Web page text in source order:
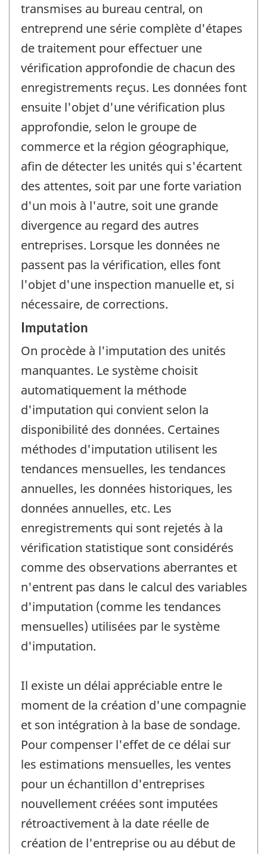
transmises au bureau central, on
entreprend une série complète d'étapes
de traitement pour effectuer une
vérification approfondie de chacun des
enregistrements reçus. Les données font
ensuite l'objet d'une vérification plus
approfondie, selon le groupe de
commerce et la région géographique,
afin de détecter les unités qui s'écartent
des attentes, soit par une forte variation
d'un mois à l'autre, soit une grande
divergence au regard des autres
entreprises. Lorsque les données ne
passent pas la vérification, elles font
l'objet d'une inspection manuelle et, si
nécessaire, de corrections.
Imputation
On procède à l'imputation des unités
manquantes. Le système choisit
automatiquement la méthode
d'imputation qui convient selon la
disponibilité des données. Certaines
méthodes d'imputation utilisent les
tendances mensuelles, les tendances
annuelles, les données historiques, les
données annuelles, etc. Les
enregistrements qui sont rejetés à la
vérification statistique sont considérés
comme des observations aberrantes et
n'entrent pas dans le calcul des variables
d'imputation (comme les tendances
mensuelles) utilisées par le système
d'imputation.
Il existe un délai appréciable entre le
moment de la création d'une compagnie
et son intégration à la base de sondage.
Pour compenser l'effet de ce délai sur
les estimations mensuelles, les ventes
pour un échantillon d'entreprises
nouvellement créées sont imputées
rétroactivement à la date réelle de
création de l'entreprise ou au début de